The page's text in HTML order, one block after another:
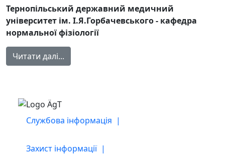
Тернопільський державний медичний
університет ім. І.Я.Горбачевського - кафедра
нормальної фізіології
Читати далі...
Службова інформація |
Захист інформації |